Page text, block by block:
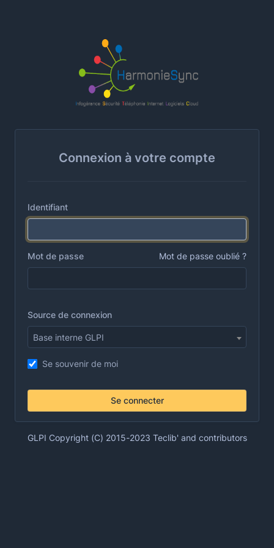
Connexion à votre compte
Identifiant
Mot de passe Mot de passe oublié ?
Source de connexion
Base interne GLPI
Se souvenir de moi
Se connecter
GLPI Copyright (C) 2015-2023 Teclib' and contributors